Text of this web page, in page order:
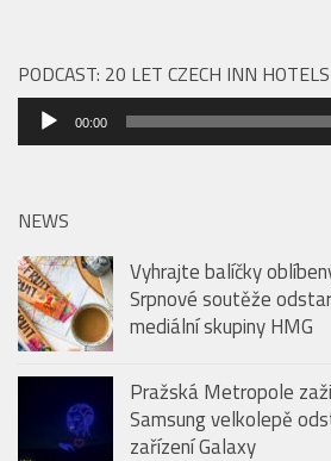
Arche Hotel Krakowska
PODCAST: 20 LET CZECH INN HOTELS
přehrávač
00:00